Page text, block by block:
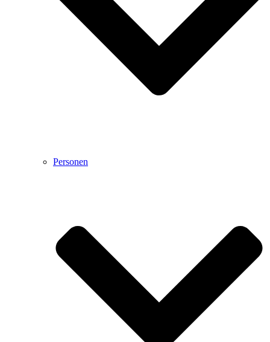
Personen